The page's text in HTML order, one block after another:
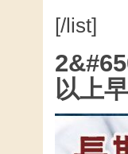
[/list]
以上